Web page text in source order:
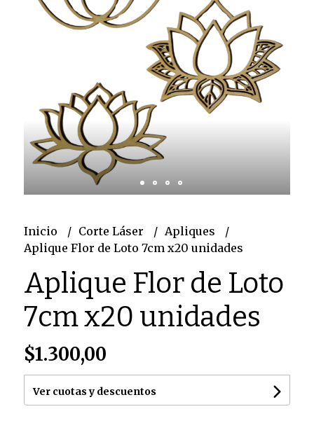
Inicio Corte Láser
Apliques
Aplique Flor de Loto 7cm x20 unidades
Aplique Flor de Loto
7cm x20 unidades
$1.300,00
Ver cuotas y descuentos